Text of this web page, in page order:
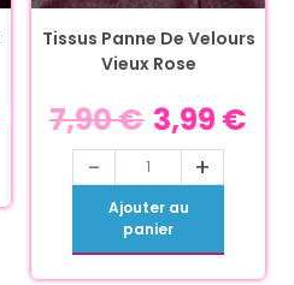
Tissus Panne De Velours
Vieux Rose
7,90€ 3,99 €
- +
Ajouter au
panier